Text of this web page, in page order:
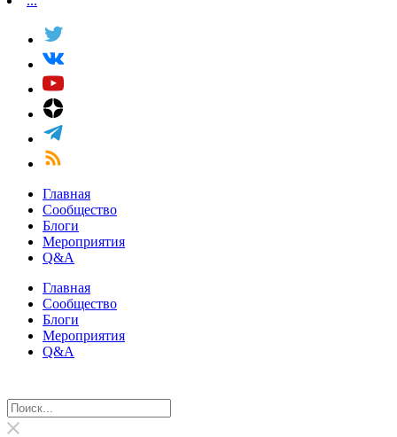
Главная
Сообщество
Блоги
Мероприятия
Q&A
Главная
Сообщество
Блоги
Мероприятия
Q&A